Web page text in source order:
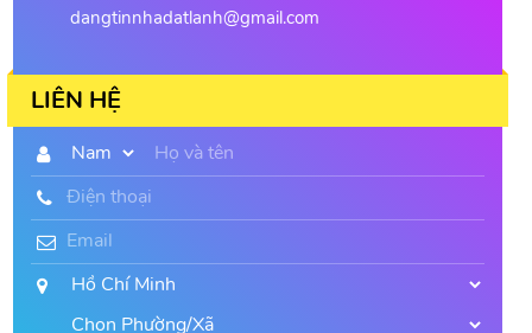
dangtinnhadatlanh@gmail.com
LIÊN HỆ